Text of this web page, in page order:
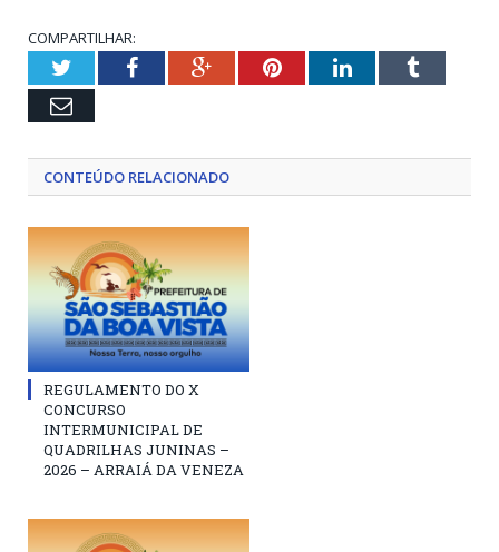
COMPARTILHAR:
TwitterFacebookGoogle+PinterestLinkedInTumblr
Email
CONTEÚDO RELACIONADO
REGULAMENTO DO X
CONCURSO
INTERMUNICIPAL DE
QUADRILHAS JUNINAS –
2026 – ARRAIÁ DA VENEZA